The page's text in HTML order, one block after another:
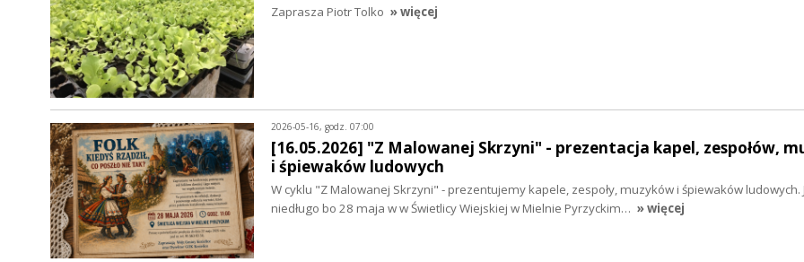
Zaprasza Piotr Tolko » więcej
2026-05-16, godz. 07:00
[16.05.2026] "Z Malowanej Skrzyni" - prezentacja kapel, zespołów,
i śpiewaków ludowych
W cyklu "Z Malowanej Skrzyni" - prezentujemy kapele, zespoły, muzyków i śpiewaków ludowych.
niedługo bo 28 maja w w Świetlicy Wiejskiej w Mielnie Pyrzyckim… » więcej